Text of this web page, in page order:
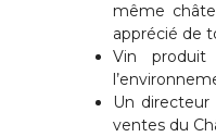
même
apprécié de
Vin
Un
ventes du